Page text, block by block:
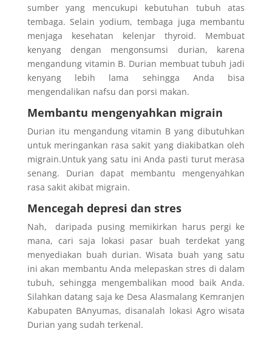
sumber yang mencukupi kebutuhan tubuh atas
tembaga. Selain yodium, tembaga juga membantu
menjaga kesehatan kelenjar thyroid. Membuat
kenyang dengan mengonsumsi durian, karena
mengandung vitamin B. Durian membuat tubuh jadi
kenyang lebih lama sehingga Anda bisa
mengendalikan nafsu dan porsi makan.
Membantu mengenyahkan migrain
Durian itu mengandung vitamin B yang dibutuhkan
untuk meringankan rasa sakit yang diakibatkan oleh
migrain.Untuk yang satu ini Anda pasti turut merasa
senang. Durian dapat membantu mengenyahkan
rasa sakit akibat migrain.
Mencegah depresi dan stres
Nah, daripada pusing memikirkan harus pergi ke
mana, cari saja lokasi pasar buah terdekat yang
menyediakan buah durian. Wisata buah yang satu
ini akan membantu Anda melepaskan stres di dalam
tubuh, sehingga mengembalikan mood baik Anda.
Silahkan datang saja ke Desa Alasmalang Kemranjen
Kabupaten BAnyumas, disanalah lokasi Agro wisata
Durian yang sudah terkenal.